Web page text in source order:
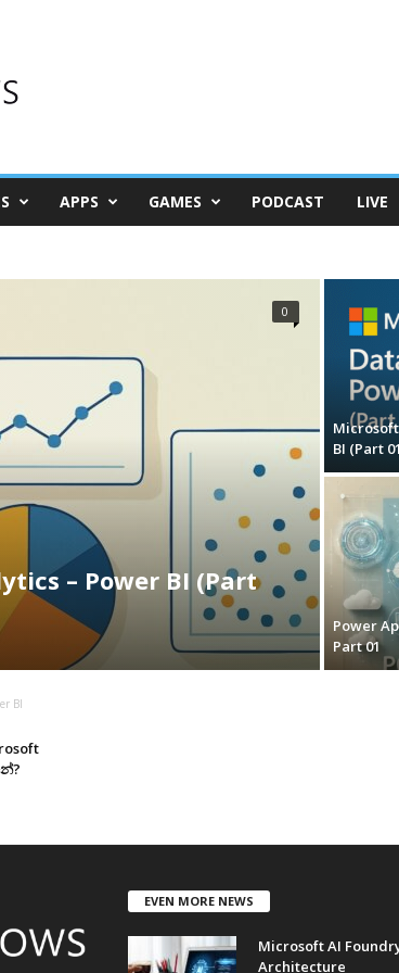
APPS GAMES PODCAST LIVE
– Power BI (Part
0
BI (Part
Power
Part 01
BI
EVEN MORE NEWS
Microsoft AI
Architecture